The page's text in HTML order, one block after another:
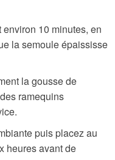
10 minutes, en
la semoule épaississe
la gousse de
ramequins
puis placez au
heures avant de